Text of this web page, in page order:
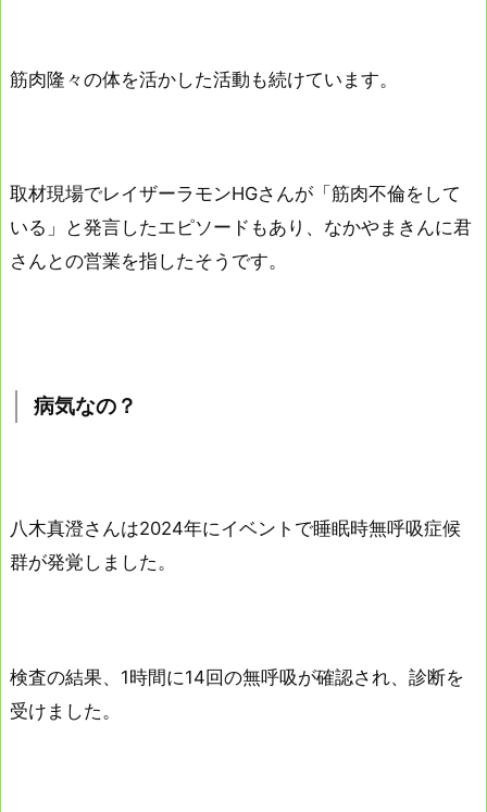
筋肉隆々の体を活かした活動も続けています。
取材現場でレイザーラモンHGさんが「筋肉不倫をして
いる」と発言したエピソードもあり、なかやまきんに君
さんとの営業を指したそうです。
病気なの？
八木真澄さんは2024年にイベントで睡眠時無呼吸症候
群が発覚しました。
検査の結果、1時間に14回の無呼吸が確認され、診断を
受けました。